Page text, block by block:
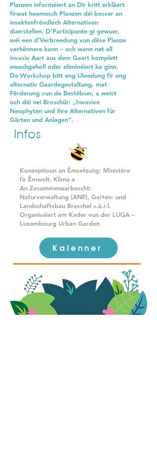
Planzen informéiert an Dir kritt erkläert
firwat heemesch Planzen déi besser an
insektenfrëndlech Alternativen
duerstellen. D’Participante gi gewuer,
wéi een d’Verbreedung vun dëse Planze
verhënnere kann – och wann net all
invasiv Aart aus dem Gaart komplett
ewechgeholl oder eliminéiert ka ginn.
De Workshop bitt eng Uleedung fir eng
alternativ Gaardegestaltung, mat
Fërderung vun de Bestëbser, a weist
och déi nei Broschür: „Invasive
Neophyten und ihre Alternativen für
Gärten und Anlagen“.
Infos
Konzeptioun an Ëmsetzung: Ministère
fir Ëmwelt, Klima a
An Zesummenaarbescht:
Naturverwaltung (ANF), Garten- und
Landschaftsbau Braschel s.à.r.l.
Organiséiert am Kader vun der LUGA –
Luxembourg Urban Garden
Kalenner